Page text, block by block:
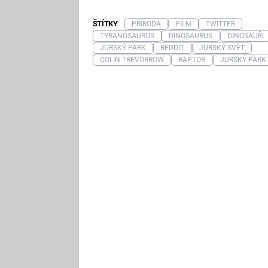
ŠTÍTKY PŘÍRODA FILM
TWITTER
TYRANOSAURUS
DINOSAURUS
DINOSAUŘI
JURSKÝ PARK
REDDIT
JURSKÝ SVĚT
COLIN TREVORROW
RAPTOR JURSKÝ PARK